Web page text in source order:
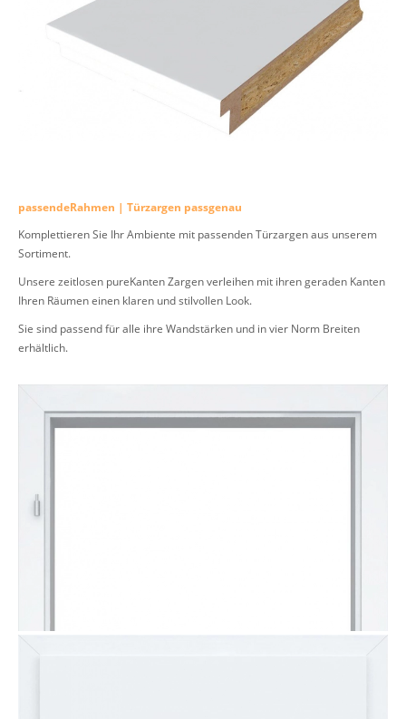
passendeRahmen | Türzargen passgenau
Komplettieren Sie Ihr Ambiente mit passenden Türzargen aus unserem
Sortiment.
Unsere zeitlosen pureKanten Zargen verleihen mit ihren geraden Kanten
Ihren Räumen einen klaren und stilvollen Look.
Sie sind passend für alle ihre Wandstärken und in vier Norm Breiten
erhältlich.